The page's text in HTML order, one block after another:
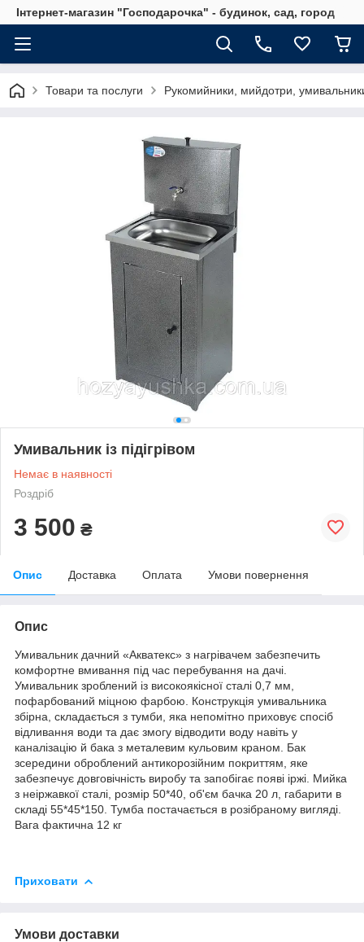
Інтернет-магазин "Господарочка" - будинок, сад, город
Товари та послуги Рукомийники, мийдотри,
Умивальник із підігрівом
Немає в наявності
Роздріб
3 500 ₴
Опис Доставка Оплата Умови повернення
Опис
Умивальник дачний «Акватекс» з нагрівачем забезпечить
комфортне вмивання під час перебування на дачі.
Умивальник зроблений із високоякісної сталі 0,7 мм,
пофарбований міцною фарбою. Конструкція умивальника
збірна, складається з тумби, яка непомітно приховує спосіб
відливання води та дає змогу відводити воду навіть у
каналізацію й бака з металевим кульовим краном. Бак
зсередини оброблений антикорозійним покриттям, яке
забезпечує довговічність виробу та запобігає появі іржі. Мийка
з неіржавкої сталі, розмір 50*40, об'єм бачка 20 л, габарити в
складі 55*45*150. Тумба постачається в розібраному вигляді.
Вага фактична 12 кг
Приховати
Умови доставки